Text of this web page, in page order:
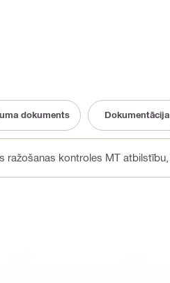
dokuments Dokumentācija
ražošanas kontroles MT atbilstību